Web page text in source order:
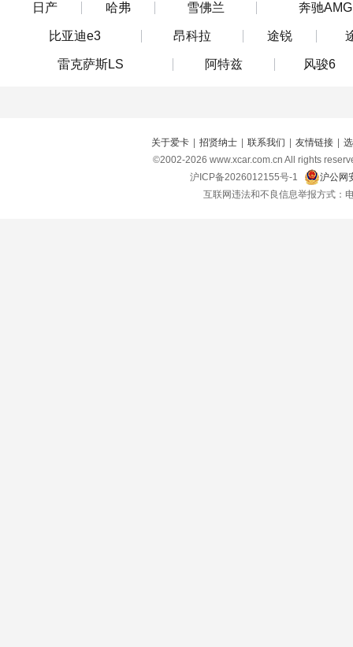
日产 哈弗 雪佛兰 奔驰AMG
比亚迪e3 昂科拉 途锐
雷克萨斯LS 阿特兹 风骏6
关于爱卡 招贤纳士 联系我们 友情链接
©2002-2026 www.xcar.com.cn All rights
沪ICP备2026012155号-1
沪公网
互联网违法和不良信息举报方式：